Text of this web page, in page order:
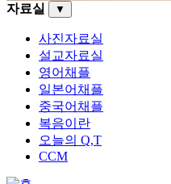
자료실 ▼
사진자료실
설교자료실
영어채플
일본어채플
중국어채플
복음이란
오늘의 Q,T
CCM